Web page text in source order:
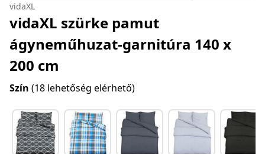
vidaXL
vidaXL szürke pamut
ágyneműhuzat-garnitúra 140 x
200 cm
Szín (18 lehetőség elérhető)